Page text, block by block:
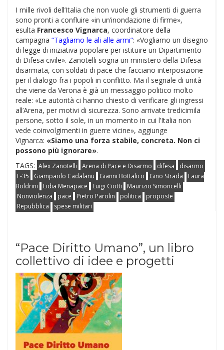
I mille rivoli dell’Italia che non vuole gli strumenti di guerra
sono pronti a confluire «in un’inondazione di firme»,
esulta Francesco Vignarca, coordinatore della
campagna “Tagliamo le ali alle armi”: «Vogliamo un disegno
di legge di iniziativa popolare per istituire un Dipartimento
di Difesa civile». Zanotelli sogna un ministero della Difesa
disarmata, con soldati di pace che facciano interposizione
per il dialogo fra i popoli in conflitto. Ma il segnale di unità
che viene da Verona è già un messaggio politico molto
reale: «Le autorità ci hanno chiesto di verificare gli ingressi
all’Arena, per motivi di sicurezza. Sono arrivate tredicimila
persone, sotto il sole, in un momento in cui l’Italia non
vede coinvolgimenti in guerre vicine», aggiunge
Vignarca: «Siamo una forza stabile, concreta. Non ci
possono più ignorare».
TAGS: Alex Zanotelli Arena di Pace e Disarmo difesa
disarmo
F-35
Giampaolo Cadalanu Gianni Bottalico Gino Strada
Laura
Boldrini
Lidia Menapace Luigi Ciotti
Maurizio Simoncelli
Nonviolenza
pace Pietro Parolin politica
proposte
Repubblica
spese militari
“Pace Diritto Umano”, un libro
collettivo di idee e progetti